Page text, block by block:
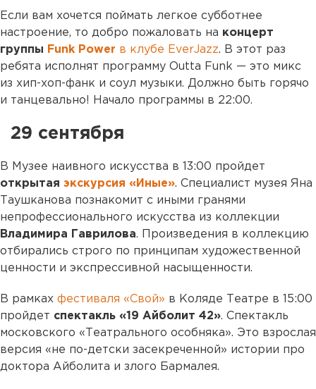
Если вам хочется поймать легкое субботнее
настроение, то добро пожаловать на концерт
группы Funk Power в клубе EverJazz. В этот раз
ребята исполнят программу Outta Funk — это микс
из хип-хоп-фанк и соул музыки. Должно быть горячо
и танцевально! Начало программы в 22:00.
29 сентября
В Музее наивного искусства в 13:00 пройдет
открытая экскурсия «Иные». Специалист музея Яна
Таушканова познакомит с иными гранями
непрофессионального искусства из коллекции
Владимира Гаврилова. Произведения в коллекцию
отбирались строго по принципам художественной
ценности и экспрессивной насыщенности.
В рамках фестиваля «Свой» в Коляде Театре в 15:00
пройдет спектакль «19 Айболит 42». Спектакль
московского «Театрального особняка». Это взрослая
версия «не по-детски засекреченной» истории про
доктора Айболита и злого Бармалея.